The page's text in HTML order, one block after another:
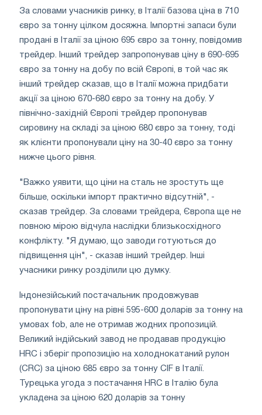
За словами учасників ринку, в Італії базова ціна в 710
євро за тонну цілком досяжна. Імпортні запаси були
продані в Італії за ціною 695 євро за тонну, повідомив
трейдер. Інший трейдер запропонував ціну в 690-695
євро за тонну на добу по всій Європі, в той час як
інший трейдер сказав, що в Італії можна придбати
акції за ціною 670-680 євро за тонну на добу. У
північно-західній Європі трейдер пропонував
сировину на складі за ціною 680 євро за тонну, тоді
як клієнти пропонували ціну на 30-40 євро за тонну
нижче цього рівня.
"Важко уявити, що ціни на сталь не зростуть ще
більше, оскільки імпорт практично відсутній", -
сказав трейдер. За словами трейдера, Європа ще не
повною мірою відчула наслідки близькосхідного
конфлікту. "Я думаю, що заводи готуються до
підвищення цін", - сказав інший трейдер. Інші
учасники ринку розділили цю думку.
Індонезійський постачальник продовжував
пропонувати ціну на рівні 595-600 доларів за тонну на
умовах fob, але не отримав жодних пропозицій.
Великий індійський завод не продавав продукцію
HRC і зберіг пропозицію на холоднокатаний рулон
(CRC) за ціною 685 євро за тонну CIF в Італії.
Турецька угода з постачання HRC в Італію була
укладена за ціною 620 доларів за тонну